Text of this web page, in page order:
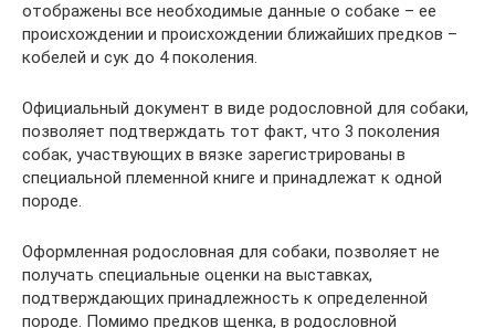
отображены все необходимые данные о собаке – ее
происхождении и происхождении ближайших предков –
кобелей и сук до 4 поколения.
Официальный документ в виде родословной для собаки,
позволяет подтверждать тот факт, что 3 поколения
собак, участвующих в вязке зарегистрированы в
специальной племенной книге и принадлежат к одной
породе.
Оформленная родословная для собаки, позволяет не
получать специальные оценки на выставках,
подтверждающих принадлежность к определенной
породе. Помимо предков щенка, в родословной